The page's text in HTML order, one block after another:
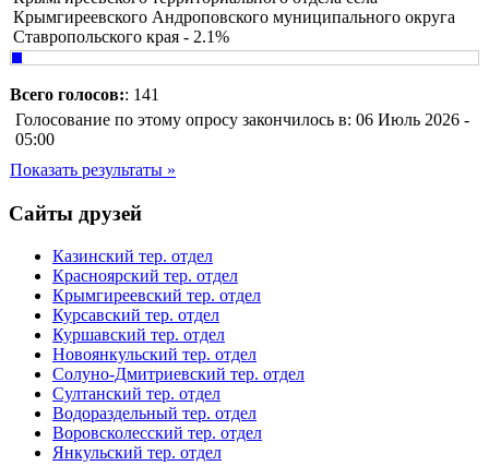
Крымгиреевского Андроповского муниципального округа
Ставропольского края - 2.1%
Всего голосов:: 141
Голосование по этому опросу закончилось в: 06 Июль 2026 -
05:00
Показать результаты »
Сайты друзей
Казинский тер. отдел
Красноярский тер. отдел
Крымгиреевский тер. отдел
Курсавский тер. отдел
Куршавский тер. отдел
Новоянкульский тер. отдел
Солуно-Дмитриевский тер. отдел
Султанский тер. отдел
Водораздельный тер. отдел
Воровсколесский тер. отдел
Янкульский тер. отдел